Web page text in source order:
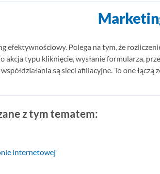
efektywnościowy. Polega na tym, że
akcja typu kliknięcie, wysłanie formularza,
są sieci afiliacyjne. To one
z tym tematem:
internetowej